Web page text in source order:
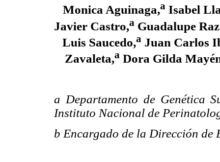
Monica Aguinaga,aIsabel
Javier Castro,a Guadalupe
Luis Saucedo,aJuan Carlos
Zavaleta,aDora Gilda
a Departamento de Genética
Instituto Nacional de
b Encargado de la Dirección de